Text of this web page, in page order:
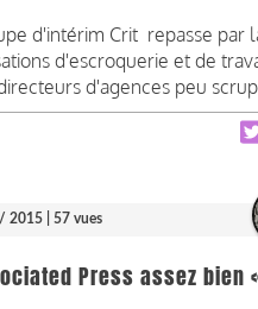
d'intérim Crit repasse par
d'escroquerie et de
d'agences peu
2015 | 57 vues
Press assez bien